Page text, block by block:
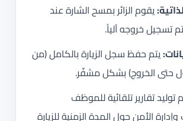
يقوم الزائر بمسح الشارة عند
تسجيل خروجه آلياً.
يتم حفظ سجل الزيارة بالكامل (من
حتى الخروج) بشكل مشفّر.
توليد تقارير تلقائية للموظف
الأمن حول المدة الزمنية للزيارة